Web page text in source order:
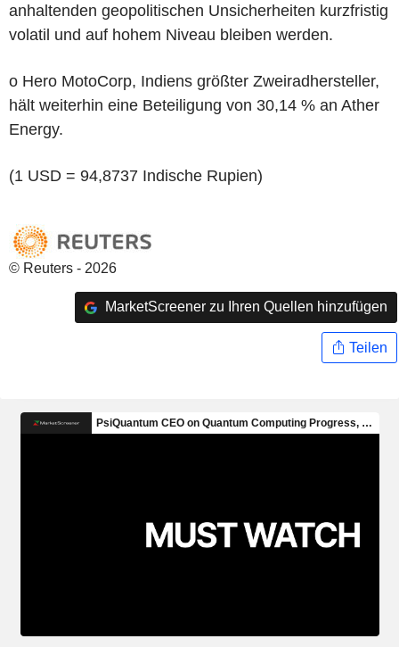
anhaltenden geopolitischen Unsicherheiten kurzfristig
volatil und auf hohem Niveau bleiben werden.
o Hero MotoCorp, Indiens größter Zweiradhersteller,
hält weiterhin eine Beteiligung von 30,14 % an Ather
Energy.
(1 USD = 94,8737 Indische Rupien)
© Reuters - 2026
MarketScreener zu Ihren Quellen hinzufügen
Teilen